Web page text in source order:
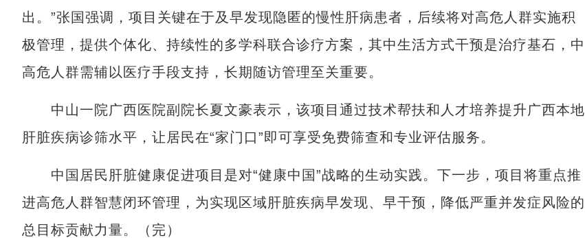
出。”张国强调，项目关键在于及早发现隐匿的慢性肝病患者，后续将对高危人群实施积
极管理，提供个体化、持续性的多学科联合诊疗方案，其中生活方式干预是治疗基石，中
高危人群需辅以医疗手段支持，长期随访管理至关重要。
中山一院广西医院副院长夏文豪表示，该项目通过技术帮扶和人才培养提升广西本地
肝脏疾病诊筛水平，让居民在“家门口”即可享受免费筛查和专业评估服务。
中国居民肝脏健康促进项目是对“健康中国”战略的生动实践。下一步，项目将重点推
进高危人群智慧闭环管理，为实现区域肝脏疾病早发现、早干预，降低严重并发症风险的
总目标贡献力量。（完）